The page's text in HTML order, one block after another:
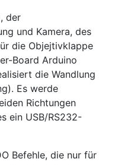
der
und Kamera, des
die Objejtivklappe
Board Arduino
die Wandlung
Es werde
Richtungen
ein USB/RS232-
Befehle, die nur für